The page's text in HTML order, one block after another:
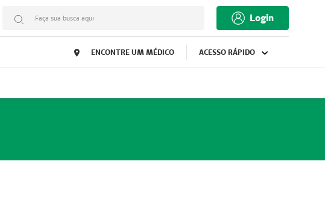
Faça sua busca aqui Login
ENCONTRE UM MÉDICO ACESSO RÁPIDO